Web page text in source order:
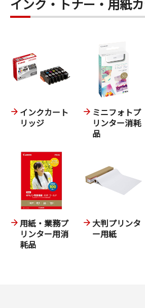
インク・トナー・用紙
インクカート
リッジ
ミニフォトプ
リンター消耗
品
用紙・業務プ
リンター用消
耗品
大判プリンタ
ー用紙